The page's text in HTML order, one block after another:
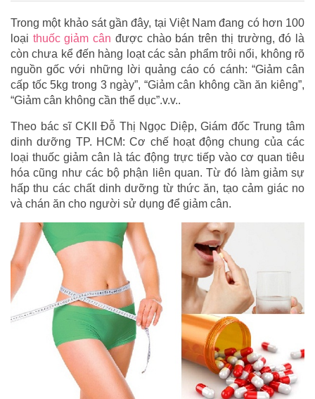
Trong một khảo sát gần đây, tại Việt Nam đang có hơn 100
loại thuốc giảm cân được chào bán trên thị trường, đó là
còn chưa kể đến hàng loạt các sản phẩm trôi nổi, không rõ
nguồn gốc với những lời quảng cáo có cánh: “Giảm cân
cấp tốc 5kg trong 3 ngày”, “Giảm cân không cần ăn kiêng”,
“Giảm cân không cần thể dục”.v.v..
Theo bác sĩ CKII Đỗ Thị Ngọc Diệp, Giám đốc Trung tâm
dinh dưỡng TP. HCM: Cơ chế hoạt động chung của các
loại thuốc giảm cân là tác động trực tiếp vào cơ quan tiêu
hóa cũng như các bộ phận liên quan. Từ đó làm giảm sự
hấp thu các chất dinh dưỡng từ thức ăn, tạo cảm giác no
và chán ăn cho người sử dụng để giảm cân.